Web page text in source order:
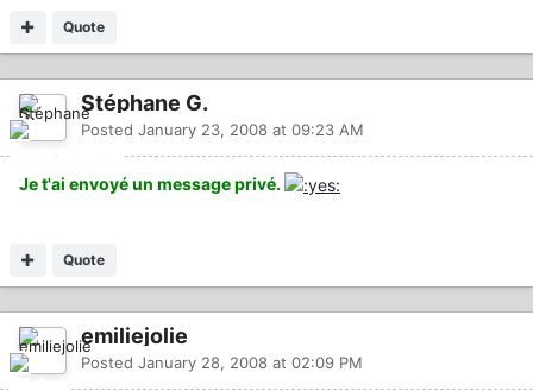
Quote
Stéphane G.
Posted January 23, 2008 at 09:23 AM
Je t'ai envoyé un message privé.
Quote
emiliejolie
Posted January 28, 2008 at 02:09 PM